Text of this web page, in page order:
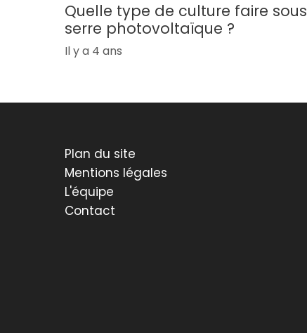
Quelle type de culture faire sous
serre photovoltaïque ?
Il y a 4 ans
Plan du site
Mentions légales
L'équipe
Contact